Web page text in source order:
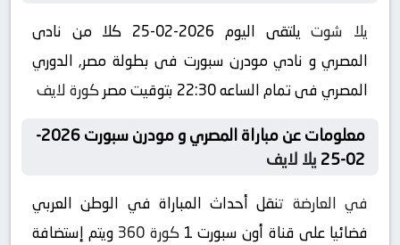
يلا شوت
يلتقى اليوم 2026-02-25 كلا من نادى
المصري و نادي مودرن سبورت فى بطولة مصر, الدوري
المصري فى تمام الساعه 22:30 بتوقيت مصر
كورة لايف
معلومات عن مباراة المصري و مودرن سبورت 2026-
02-25
يلا لايف
في العارضة تنقل أحداث المباراة في الوطن العربي
فضائيا على قناة أون سبورت 1
كورة 360
ويتم إستضافة